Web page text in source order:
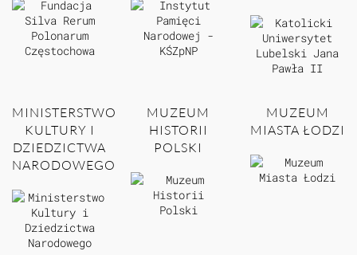
MINISTERSTWO
KULTURY I
DZIEDZICTWA
NARODOWEGO
MUZEUM
HISTORII
POLSKI
MUZEUM
MIASTA ŁODZI